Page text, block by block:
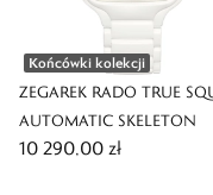
Końcówki kolekcji
ZEGAREK RADO TRUE
AUTOMATIC SKELETON
10 290,00 zł